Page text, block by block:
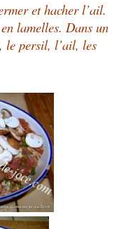
et hacher l’ail.
lamelles. Dans un
le persil, l’ail, les